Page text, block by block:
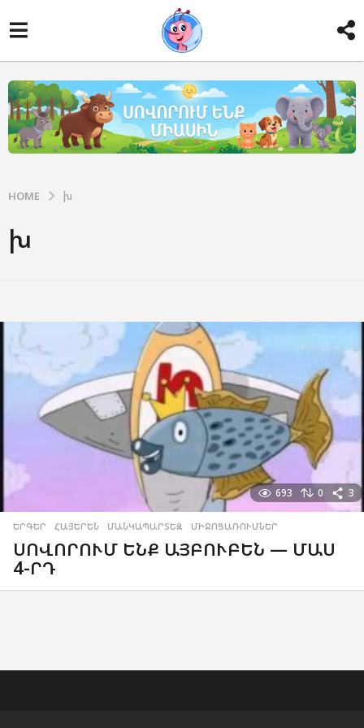
HOME խ
խ
693 0 3
ԵՐԳԵՐ ,ՀԱՅԵՐԵՆ ,ՄԱՆԿԱՊԱՐՏԵԶ ,ՄԻՋՈՑԱՌՈՒՄՆԵՐ
ՍՈՎՈՐՈՒՄ ԵՆՔ ԱՅԲՈՒԲԵՆ — ՄԱՍ
4-ՐԴ